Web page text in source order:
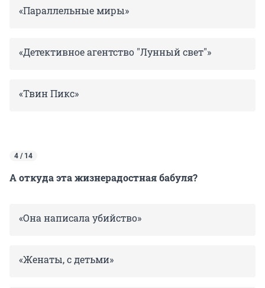
«Параллельные миры»
«Детективное агентство "Лунный свет"»
«Твин Пикс»
4 / 14
А откуда эта жизнерадостная бабуля?
«Она написала убийство»
«Женаты, с детьми»